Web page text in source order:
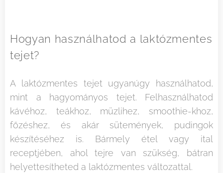
Hogyan használhatod a laktózmentes
tejet?
A laktózmentes tejet ugyanúgy használhatod,
mint a hagyományos tejet. Felhasználhatod
kávéhoz, teákhoz, müzlihez, smoothie-khoz,
főzéshez, és akár sütemények, pudingok
készítéséhez is. Bármely étel vagy ital
receptjében, ahol tejre van szükség, bátran
helyettesítheted a laktózmentes változattal.